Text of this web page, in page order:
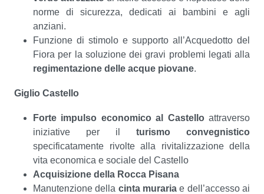
norme di sicurezza, dedicati ai bambini e agli
anziani.
Funzione di stimolo e supporto all’Acquedotto del
Fiora per la soluzione dei gravi problemi legati alla
regimentazione delle acque piovane.
Giglio Castello
Forte impulso economico al Castello attraverso
iniziative per il turismo convegnistico
specificatamente rivolte alla rivitalizzazione della
vita economica e sociale del Castello
Acquisizione della Rocca Pisana
Manutenzione della cinta muraria e dell’accesso ai